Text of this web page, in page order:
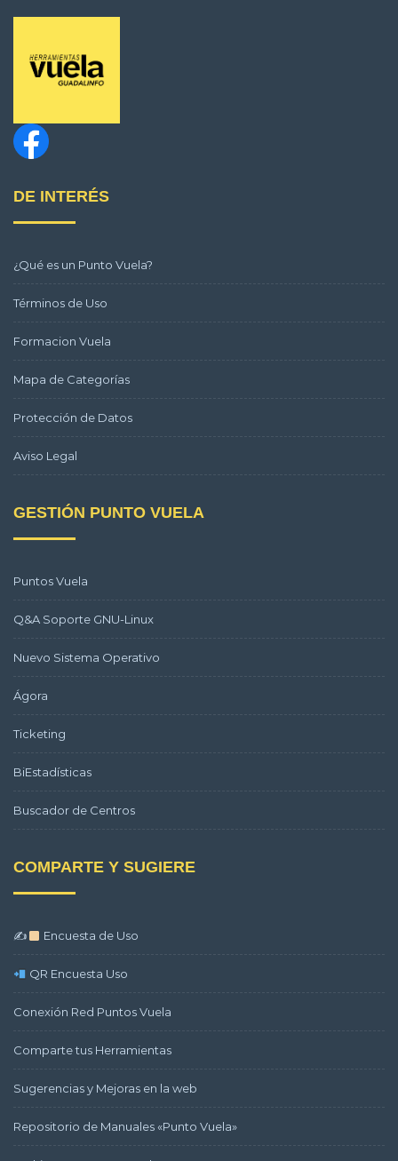
DE INTERÉS
¿Qué es un Punto Vuela?
Términos de Uso
Formacion Vuela
Mapa de Categorías
Protección de Datos
Aviso Legal
GESTIÓN PUNTO VUELA
Puntos Vuela
Q&A Soporte GNU-Linux
Nuevo Sistema Operativo
Ágora
Ticketing
BiEstadísticas
Buscador de Centros
COMPARTE Y SUGIERE
✍ Encuesta de Uso
QR Encuesta Uso
Conexión Red Puntos Vuela
Comparte tus Herramientas
Sugerencias y Mejoras en la web
Repositorio de Manuales «Punto Vuela»